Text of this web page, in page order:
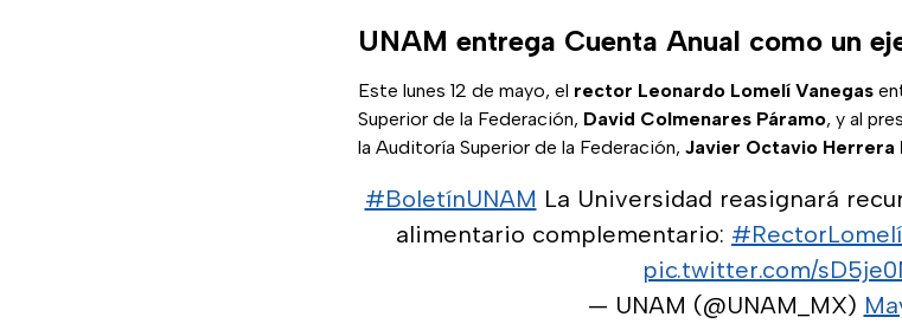
UNAM entrega Cuenta Anual como un
Este lunes 12 de mayo, el rector Leonardo Lomelí Vanegas
Superior de la Federación, David Colmenares Páramo, y al
la Auditoría Superior de la Federación, Javier Octavio Herrera
#BoletínUNAM La Universidad reasignará
alimentario complementario: #RectorLomelí
pic.twitter.com/
— UNAM (@UNAM_MX)